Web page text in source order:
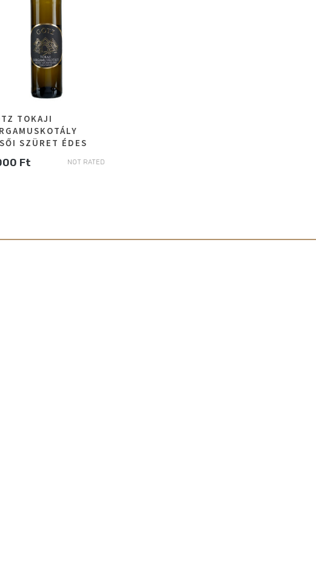
TOKAJI
SZÜRET ÉDES
NOT RATED
Ft